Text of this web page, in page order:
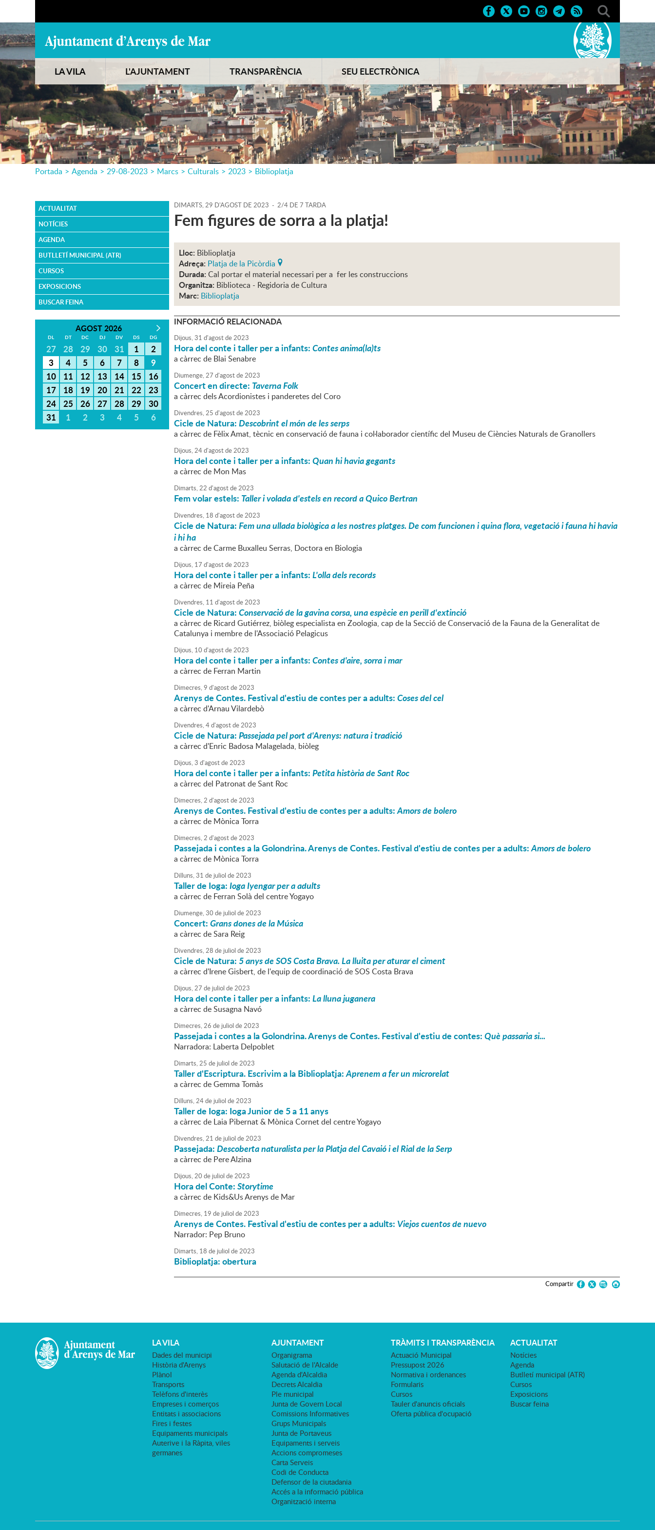
LA VILA L'AJUNTAMENT TRANSPARÈNCIA SEU ELECTRÒNICA
Portada > Agenda > 29-08-2023 > Marcs > Culturals > 2023 > Biblioplatja
ACTUALITAT
NOTÍCIES
AGENDA
BUTLLETÍ MUNICIPAL (ATR)
CURSOS
EXPOSICIONS
BUSCAR FEINA
AGOST 2026
DL DT DC DJ DV DS DG
27 28 29 30 31 1
2
3
4 5 6 7 8
9
10
11 12 13 14 15
16
17
18 19 20 21 22
23
24
25 26 27 28 29
30
31
1 2 3 4 5 6
DIMARTS,29 D'AGOST DE 2023 - 2/4 DE 7 TARDA
Fem figures de sorra a la platja!
Lloc: Biblioplatja
Adreça: Platja de la Picòrdia
Durada: Cal portar el material necessari per a fer les construccions
Organitza: Biblioteca - Regidoria de Cultura
Marc: Biblioplatja
INFORMACIÓ RELACIONADA
Dijous,31 d'agostde2023
Hora del conte i taller per a infants:Contes anima(la)ts
a càrrec de Blai Senabre
Diumenge,27 d'agostde2023
Concert en directe: Taverna Folk
a càrrec dels Acordionistes i panderetes del Coro
Divendres,25 d'agostde2023
Cicle de Natura:Descobrint el món de les serps
a càrrec de Fèlix Amat, tècnic en conservació de fauna i col·laborador científic del Museu de Ciències Naturals de Granollers
Dijous,24d'agostde2023
Hora del conte i taller per a infants:Quan hi havia gegants
a càrrec de Mon Mas
Dimarts,22 d'agostde2023
Fem volar estels: Taller i volada d'estels en record a Quico Bertran
Divendres, 18 d'agostde2023
Cicle de Natura:Fem una ullada biològica a les nostres platges. De com funcionen i quina flora, vegetació i fauna hi havia
i hi ha
a càrrec de Carme Buxalleu Serras, Doctora en Biologia
Dijous, 17 d'agostde2023
Hora del conte i taller per a infants:L'olla dels records
a càrrec de Mireia Peña
Divendres, 11 d'agostde2023
Cicle de Natura:Conservació de la gavina corsa, una espècie en perill d'extinció
a càrrec de Ricard Gutiérrez, biòleg especialista en Zoologia, cap de la Secció de Conservació de la Fauna de la Generalitat de
Catalunya i membre de l'Associació Pelagicus
Dijous, 10 d'agostde2023
Hora del conte i taller per a infants:Contes d'aire, sorra i mar
a càrrec de Ferran Martin
Dimecres,9 d'agostde2023
Arenys de Contes. Festival d'estiu de contes per a adults:Coses del cel
a càrrec d'Arnau Vilardebò
Divendres,4d'agostde2023
Cicle de Natura:Passejada pel port d'Arenys: natura i tradició
a càrrec d'Enric Badosa Malagelada, biòleg
Dijous,3 d'agostde2023
Hora del conte i taller per a infants:Petita història de Sant Roc
a càrrec del Patronat de Sant Roc
Dimecres,2 d'agostde2023
Arenys de Contes. Festival d'estiu de contes per a adults:Amors de bolero
a càrrec de Mònica Torra
Dimecres,2 d'agostde2023
Passejada i contes a la Golondrina. Arenys de Contes. Festival d'estiu de contes per a adults:Amors de bolero
a càrrec de Mònica Torra
Dilluns,31 de juliol de2023
Taller de Ioga:Ioga Iyengar per a adults
a càrrec de Ferran Solà del centre Yogayo
Diumenge,30 de juliol de2023
Concert:Grans dones de la Música
a càrrec de Sara Reig
Divendres,28 de juliol de2023
Cicle de Natura:5 anys de SOS Costa Brava. La lluita per aturar el ciment
a càrrec d'Irene Gisbert, de l'equip de coordinació de SOS Costa Brava
Dijous,27 de juliol de2023
Hora del conte i taller per a infants:La lluna juganera
a càrrec de Susagna Navó
Dimecres,26 de juliol de2023
Passejada i contes a la Golondrina. Arenys de Contes. Festival d'estiu de contes:Què passaria si...
Narradora: Laberta Delpoblet
Dimarts,25 de juliol de2023
Taller d'Escriptura. Escrivim a la Biblioplatja:Aprenem a fer un microrelat
a càrrec de Gemma Tomàs
Dilluns,24de juliol de2023
Taller de Ioga: Ioga Junior de 5 a 11 anys
a càrrec de Laia Pibernat & Mònica Cornet del centre Yogayo
Divendres,21 de juliol de2023
Passejada:Descoberta naturalista per la Platja del Cavaió i el Rial de la Serp
a càrrec de Pere Alzina
Dijous,20 de juliol de2023
Hora del Conte:Storytime
a càrrec de Kids&Us Arenys de Mar
Dimecres, 19 de juliol de2023
Arenys de Contes. Festival d'estiu de contes per a adults: Viejos cuentos de nuevo
Narrador: Pep Bruno
Dimarts, 18 de juliol de2023
Biblioplatja: obertura
Compartir
LA VILA
Dades del municipi
Història d'Arenys
Plànol
Transports
Telèfons d'interès
Empreses i comerços
Entitats i associacions
Fires i festes
Equipaments municipals
Auterive i la Ràpita, viles
germanes
AJUNTAMENT
Organigrama
Salutació de l'Alcalde
Agenda d'Alcaldia
Decrets Alcaldia
Ple municipal
Junta de Govern Local
Comissions Informatives
Grups Municipals
Junta de Portaveus
Equipaments i serveis
Accions compromeses
Carta Serveis
Codi de Conducta
Defensor de la ciutadania
Accés a la informació pública
Organització interna
TRÀMITS I TRANSPARÈNCIA
Actuació Municipal
Pressupost 2026
Normativa i ordenances
Formularis
Cursos
Tauler d'anuncis oficials
Oferta pública d'ocupació
ACTUALITAT
Notícies
Agenda
Butlletí municipal (ATR)
Cursos
Exposicions
Buscar feina